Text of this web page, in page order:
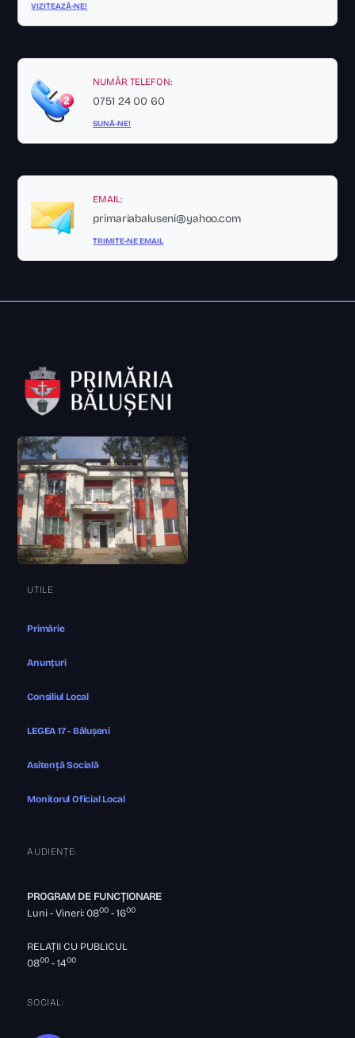
VIZITEAZĂ-NE!
NUMĂR TELEFON:
0751 24 00 60
SUNĂ-NE!
EMAIL:
primariabaluseni@yahoo.com
TRIMITE-NE EMAIL
UTILE
Primărie
Anunțuri
Consiliul Local
LEGEA 17 - Bălușeni
Asitență Socială
Monitorul Oficial Local
AUDIENȚE:
PROGRAM DE FUNCȚIONARE
Luni - Vineri: 0800 - 1600
RELAȚII CU PUBLICUL
0800 - 1400
SOCIAL: